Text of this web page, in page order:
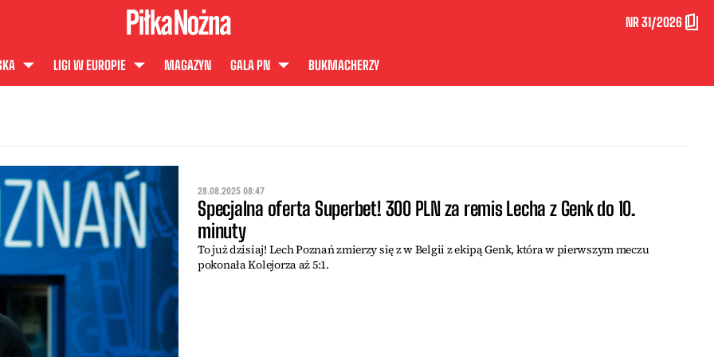
NR 31/2026
LIGI W EUROPIE MAGAZYN GALA PN BUKMACHERZY
28.08.2025 08:47
Specjalna oferta Superbet! 300 PLN za remis Lecha z Genk do 10.
minuty
To już dzisiaj! Lech Poznań zmierzy się z w Belgii z ekipą Genk, która w pierwszym meczu
pokonała Kolejorza aż 5:1.